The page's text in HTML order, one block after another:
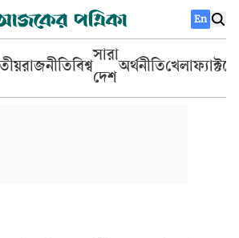
En
রাজনীতিবিশ্ব
সারা
দেশ
অর্থনীতিখেলা